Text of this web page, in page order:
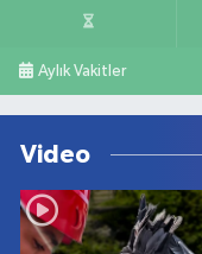
Aylık Vakitler
Video